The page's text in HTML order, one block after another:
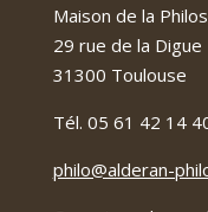
Maison de la
29 rue de la Digue
31300 Toulouse
Tél. 05 61 42 14
philo@alderan-